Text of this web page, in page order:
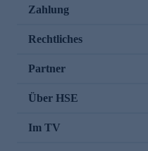
Zahlung
Rechtliches
Partner
Über HSE
Im TV